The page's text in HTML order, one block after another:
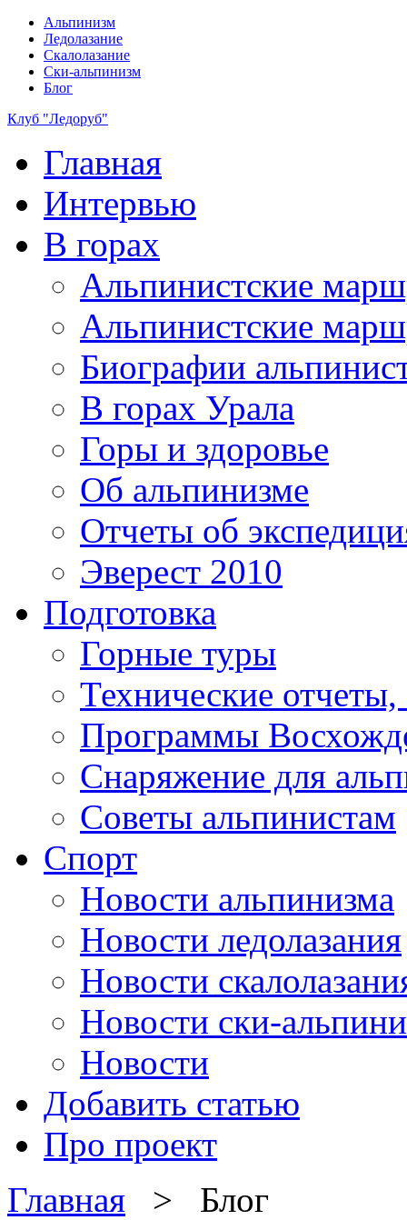
Альпинизм
Ледолазание
Скалолазание
Ски-альпинизм
Блог
Клуб "Ледоруб"
Главная
Интервью
В горах
Альпинистские
Альпинистские
Биографии
В горах Урала
Горы и здоровье
Об альпинизме
Отчеты об
Эверест 2010
Подготовка
Горные туры
Технические
Программы
Снаряжение для
Советы альпинистам
Спорт
Новости альпинизма
Новости ледолазания
Новости
Новости ски-
Новости
Добавить статью
Про проект
Главная > Блог